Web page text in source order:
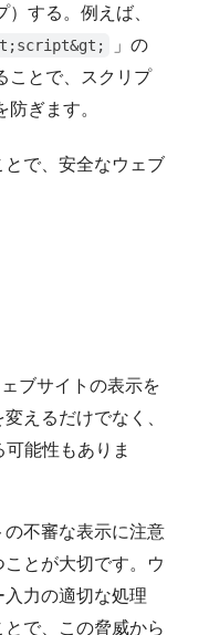
する。例えば、
」の
ことで、スクリプ
防ぎます。
で、安全なウェブ
ブサイトの表示を
えるだけでなく、
能性もありま
不審な表示に注意
とが大切です。ウ
力の適切な処理
とで、この脅威から